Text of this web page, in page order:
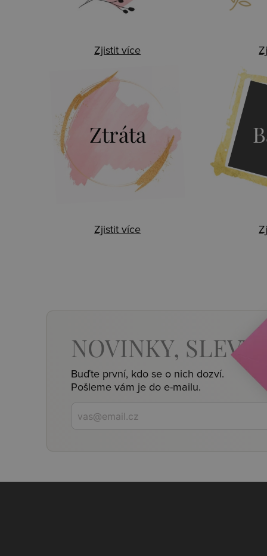
Zjistit více
Ztráta
Zjistit více
NOVINKY,
Buďte první, kdo se o nich dozví.
Pošleme vám je do e-mailu.